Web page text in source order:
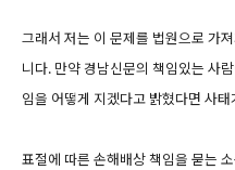
그래서 저는 이 문제를 법원으로 가
니다. 만약 경남신문의 책임있는 사
임을 어떻게 지겠다고 밝혔다면 사
표절에 따른 손해배상 책임을 묻는